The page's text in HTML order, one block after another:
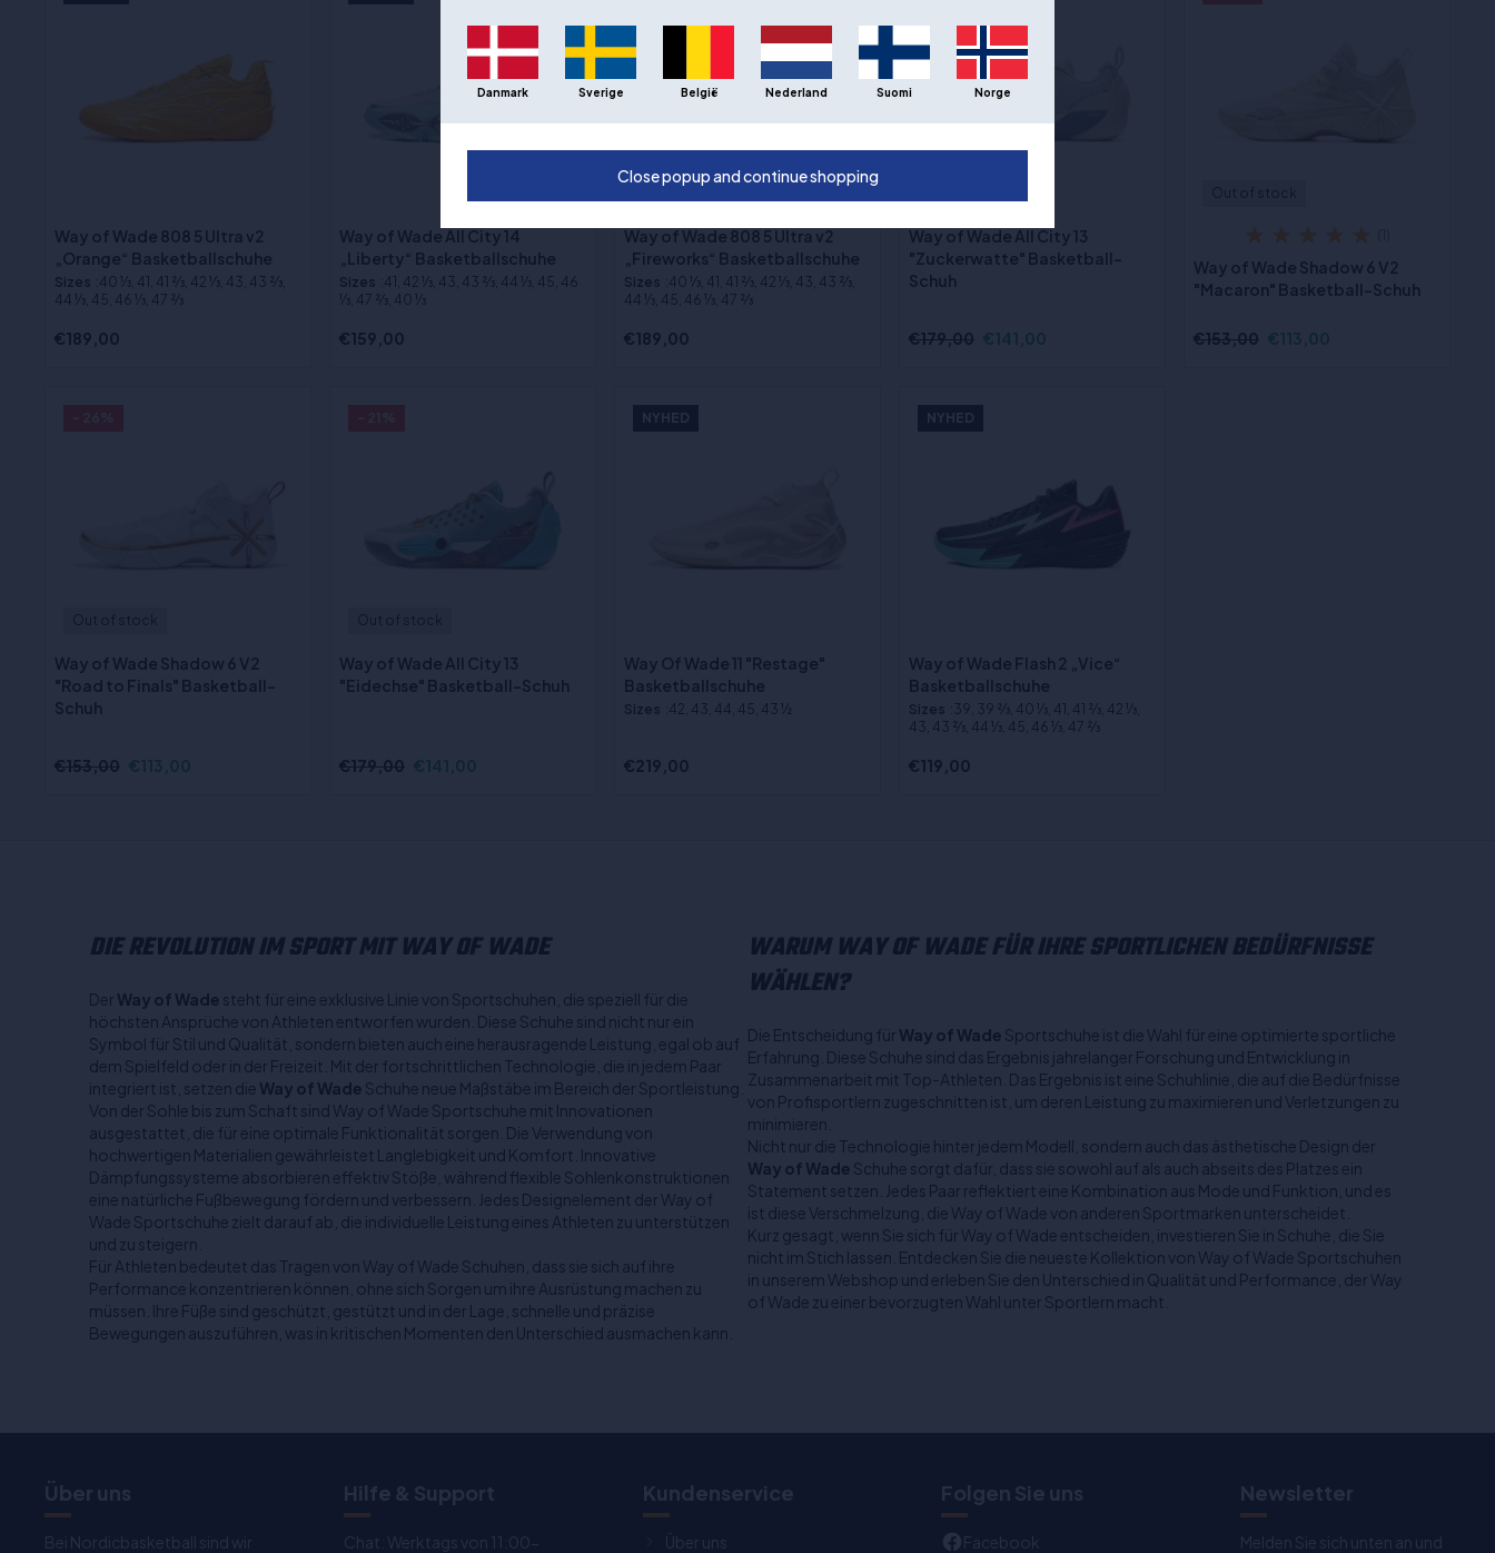
Way of Wade 808 5 Ultra v2
„Orange“ Basketballschuhe
Sizes :40 1⁄3, 41, 41 2⁄3, 42 1⁄3, 43, 43 2⁄3,
44 1⁄3, 45, 46 1⁄3, 47 2⁄3
€189,00
Way of Wade All City 14
„Liberty“ Basketballschuhe
Sizes :41, 42 1⁄3, 43, 43 2⁄3, 44 1⁄3, 45, 46
1⁄3, 47 2⁄3, 40 1⁄3
€159,00
Way of Wade 808 5 Ultra v2
„Fireworks“ Basketballschuhe
Sizes :40 1⁄3, 41, 41 2⁄3, 42 1⁄3, 43, 43 2⁄3,
44 1⁄3, 45, 46 1⁄3, 47 2⁄3
€189,00
Way of Wade All City 13
"Zuckerwatte" Basketball-
Schuh
€179,00 €141,00
Way of Wade Shadow 6 V2
"Macaron" Basketball-Schuh
€153,00 €113,00
Way of Wade Shadow 6 V2
"Road to Finals" Basketball-
Schuh
€153,00 €113,00
Way of Wade All City 13
"Eidechse" Basketball-Schuh
€179,00 €141,00
NYHED
Way Of Wade 11 "Restage"
Basketballschuhe
Sizes :42, 43, 44, 45, 43 ½
€219,00
NYHED
Way of Wade Flash 2 „Vice“
Basketballschuhe
Sizes :39, 39 2⁄3, 40 1⁄3, 41, 41 2⁄3, 42 1⁄3,
43, 43 2⁄3, 44 1⁄3, 45, 46 1⁄3, 47 2⁄3
€119,00
DIE REVOLUTION IM SPORT MIT WAY OF WADE
Der Way of Wade steht für eine exklusive Linie von Sportschuhen, die speziell für die
höchsten Ansprüche von Athleten entworfen wurden. Diese Schuhe sind nicht nur ein
Symbol für Stil und Qualität, sondern bieten auch eine herausragende Leistung, egal ob auf
dem Spielfeld oder in der Freizeit. Mit der fortschrittlichen Technologie, die in jedem Paar
integriert ist, setzen die Way of Wade Schuhe neue Maßstäbe im Bereich der Sportleistung.
Von der Sohle bis zum Schaft sind Way of Wade Sportschuhe mit Innovationen
ausgestattet, die für eine optimale Funktionalität sorgen. Die Verwendung von
hochwertigen Materialien gewährleistet Langlebigkeit und Komfort. Innovative
Dämpfungssysteme absorbieren effektiv Stöße, während flexible Sohlenkonstruktionen
eine natürliche Fußbewegung fördern und verbessern. Jedes Designelement der Way of
Wade Sportschuhe zielt darauf ab, die individuelle Leistung eines Athleten zu unterstützen
und zu steigern.
Für Athleten bedeutet das Tragen von Way of Wade Schuhen, dass sie sich auf ihre
Performance konzentrieren können, ohne sich Sorgen um ihre Ausrüstung machen zu
müssen. Ihre Füße sind geschützt, gestützt und in der Lage, schnelle und präzise
Bewegungen auszuführen, was in kritischen Momenten den Unterschied ausmachen kann.
WARUM WAY OF WADE FÜR IHRE SPORTLICHEN BEDÜRFNISSE
WÄHLEN?
Die Entscheidung für Way of Wade Sportschuhe ist die Wahl für eine optimierte sportliche
Erfahrung. Diese Schuhe sind das Ergebnis jahrelanger Forschung und Entwicklung in
Zusammenarbeit mit Top-Athleten. Das Ergebnis ist eine Schuhlinie, die auf die Bedürfnisse
von Profisportlern zugeschnitten ist, um deren Leistung zu maximieren und Verletzungen zu
minimieren.
Nicht nur die Technologie hinter jedem Modell, sondern auch das ästhetische Design der
Way of Wade Schuhe sorgt dafür, dass sie sowohl auf als auch abseits des Platzes ein
Statement setzen. Jedes Paar reflektiert eine Kombination aus Mode und Funktion, und es
ist diese Verschmelzung, die Way of Wade von anderen Sportmarken unterscheidet.
Kurz gesagt, wenn Sie sich für Way of Wade entscheiden, investieren Sie in Schuhe, die Sie
nicht im Stich lassen. Entdecken Sie die neueste Kollektion von Way of Wade Sportschuhen
in unserem Webshop und erleben Sie den Unterschied in Qualität und Performance, der Way
of Wade zu einer bevorzugten Wahl unter Sportlern macht.
Über uns
Bei Nordicbasketball sind wir
Hilfe & Support
Chat: Werktags von 11:00-
Kundenservice
Über uns
Folgen Sie uns
Facebook
Newsletter
Melden Sie sich unten an und
Danmark Sverige België Nederland Suomi Norge
Close popup and continue shopping